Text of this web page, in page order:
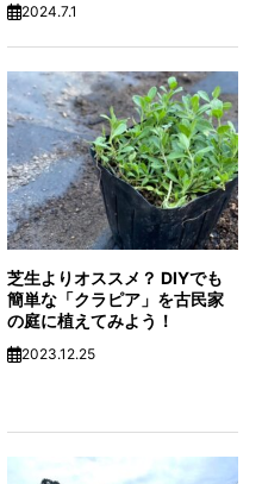
2024.7.1
芝生よりオススメ？ DIYでも
簡単な「クラピア」を古民家
の庭に植えてみよう！
2023.12.25